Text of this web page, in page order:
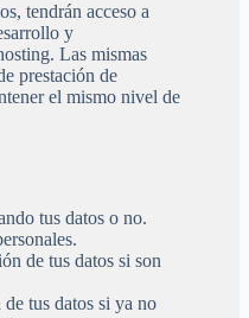
tendrán acceso a
y
Las mismas
prestación de
el mismo nivel de
tus datos o no.
de tus datos si son
tus datos si ya no